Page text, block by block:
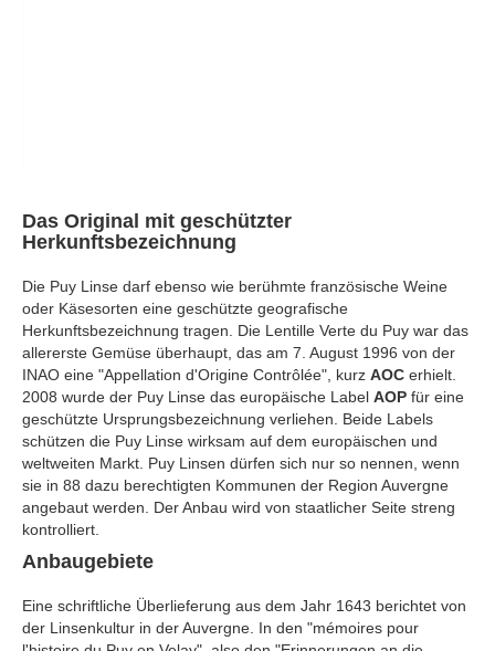
Das Original mit geschützter
Herkunftsbezeichnung
Die Puy Linse darf ebenso wie berühmte französische Weine
oder Käsesorten eine geschützte geografische
Herkunftsbezeichnung tragen. Die Lentille Verte du Puy war das
allererste Gemüse überhaupt, das am 7. August 1996 von der
INAO eine "Appellation d'Origine Contrôlée", kurz AOC erhielt.
2008 wurde der Puy Linse das europäische Label AOP für eine
geschützte Ursprungsbezeichnung verliehen. Beide Labels
schützen die Puy Linse wirksam auf dem europäischen und
weltweiten Markt. Puy Linsen dürfen sich nur so nennen, wenn
sie in 88 dazu berechtigten Kommunen der Region Auvergne
angebaut werden. Der Anbau wird von staatlicher Seite streng
kontrolliert.
Anbaugebiete
Eine schriftliche Überlieferung aus dem Jahr 1643 berichtet von
der Linsenkultur in der Auvergne. In den "mémoires pour